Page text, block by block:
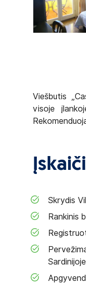
Viešbutis
visoje
Skrydis
Rankinis
Sardinijoje